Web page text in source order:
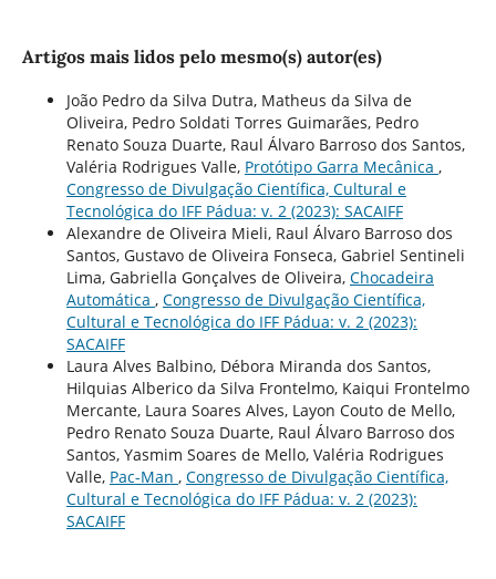
Artigos mais lidos pelo mesmo(s) autor(es)
João Pedro da Silva Dutra, Matheus da Silva de
Oliveira, Pedro Soldati Torres Guimarães, Pedro
Renato Souza Duarte, Raul Álvaro Barroso dos Santos,
Valéria Rodrigues Valle, Protótipo Garra Mecânica ,
Congresso de Divulgação Científica, Cultural e
Tecnológica do IFF Pádua: v. 2 (2023): SACAIFF
Alexandre de Oliveira Mieli, Raul Álvaro Barroso dos
Santos, Gustavo de Oliveira Fonseca, Gabriel Sentineli
Lima, Gabriella Gonçalves de Oliveira, Chocadeira
Automática , Congresso de Divulgação Científica,
Cultural e Tecnológica do IFF Pádua: v. 2 (2023):
SACAIFF
Laura Alves Balbino, Débora Miranda dos Santos,
Hilquias Alberico da Silva Frontelmo, Kaiqui Frontelmo
Mercante, Laura Soares Alves, Layon Couto de Mello,
Pedro Renato Souza Duarte, Raul Álvaro Barroso dos
Santos, Yasmim Soares de Mello, Valéria Rodrigues
Valle, Pac-Man , Congresso de Divulgação Científica,
Cultural e Tecnológica do IFF Pádua: v. 2 (2023):
SACAIFF